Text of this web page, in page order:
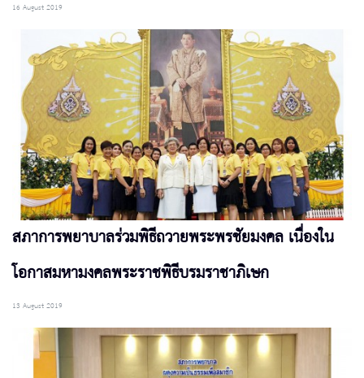
16 August 2019
สภาการพยาบาลร่วมพิธีถวายพระพรชัยมงคล เนื่องใน
โอกาสมหามงคลพระราชพิธีบรมราชาภิเษก
13 August 2019